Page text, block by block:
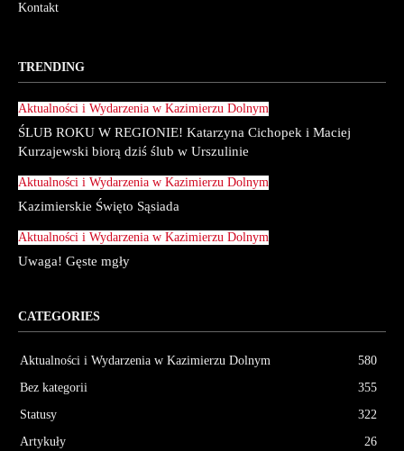
Kontakt
TRENDING
Aktualności i Wydarzenia w Kazimierzu Dolnym
ŚLUB ROKU W REGIONIE! Katarzyna Cichopek i Maciej
Kurzajewski biorą dziś ślub w Urszulinie
Aktualności i Wydarzenia w Kazimierzu Dolnym
Kazimierskie Święto Sąsiada
Aktualności i Wydarzenia w Kazimierzu Dolnym
Uwaga! Gęste mgły
CATEGORIES
Aktualności i Wydarzenia w Kazimierzu Dolnym
580
Bez kategorii
355
Statusy
322
Artykuły
26